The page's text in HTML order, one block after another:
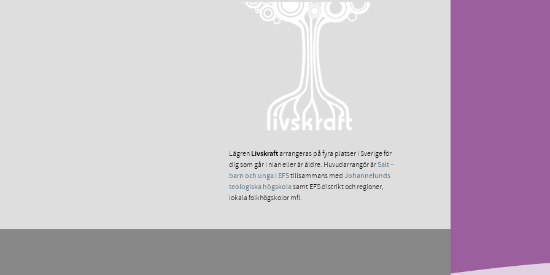
Lägren Livskraftarrangeras på fyra platser i Sverige för
dig som går i nian eller är äldre. Huvudarrangör ärSalt –
barn och unga i EFStillsammans medJohannelunds
teologiska högskolasamt EFS distrikt och regioner,
lokala folkhögskolor mfl.